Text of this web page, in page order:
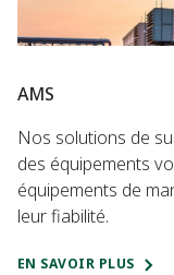
AMS
Nos solutions de
des équipements
équipements de
leur fiabilité.
EN SAVOIR PLUS